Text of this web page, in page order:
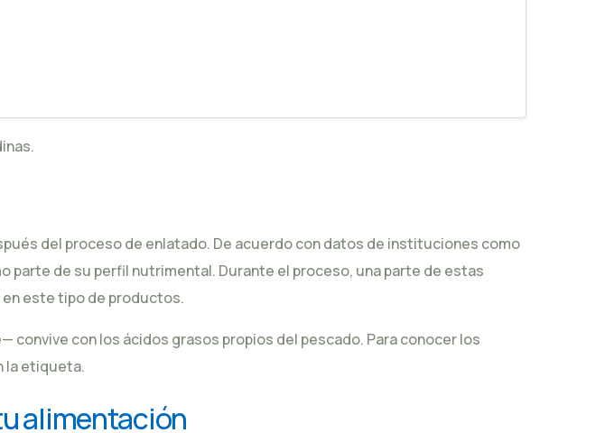
.
del proceso de enlatado. De acuerdo con datos de instituciones como
parte de su perfil nutrimental. Durante el proceso, una parte de estas
este tipo de productos.
convive con los ácidos grasos propios del pescado. Para conocer los
la etiqueta.
alimentación